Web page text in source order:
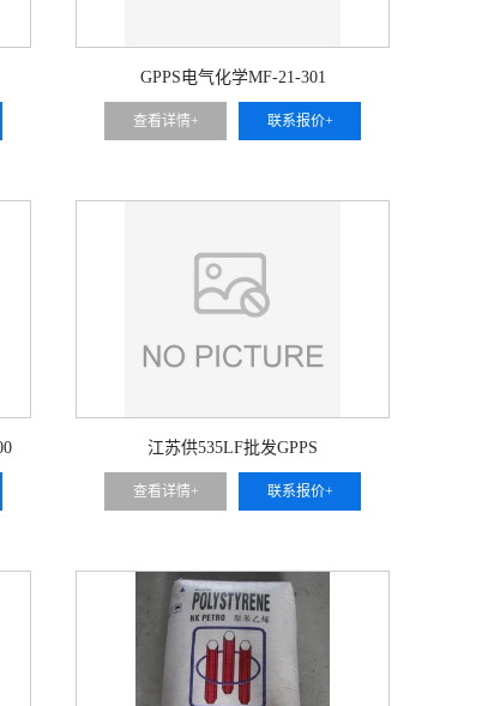
GPPS电气化学MF-21-301
查看详情+ 联系报价+
江苏供535LF批发GPPS
查看详情+ 联系报价+